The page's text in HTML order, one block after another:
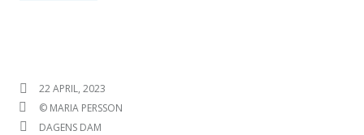
PUBLICERAT DEN
22 APRIL, 2023
FÖRFATTARE
© MARIA PERSSON
KATEGORIER
DAGENS DAM